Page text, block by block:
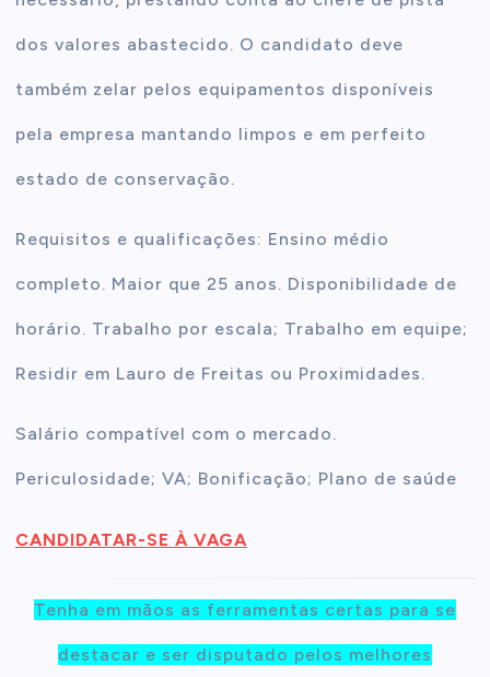
dos valores abastecido. O candidato deve
também zelar pelos equipamentos disponíveis
pela empresa mantando limpos e em perfeito
estado de conservação.
Requisitos e qualificações: Ensino médio
completo. Maior que 25 anos. Disponibilidade de
horário. Trabalho por escala; Trabalho em equipe;
Residir em Lauro de Freitas ou Proximidades.
Salário compatível com o mercado.
Periculosidade; VA; Bonificação; Plano de saúde
CANDIDATAR-SE À VAGA
Tenha em mãos as ferramentas certas para se
destacar e ser disputado pelos melhores